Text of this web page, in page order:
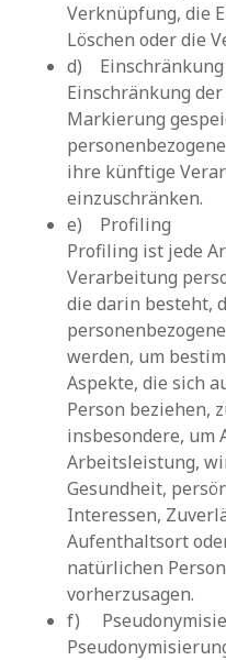
Verknüpfung, die
Löschen oder die
d)
Einschränkung
Markierung
ihre künftige
einzuschränken.
e) Profiling
Profiling ist jede
Verarbeitung
die darin besteht,
werden, um
Aspekte, die sich
Person beziehen,
insbesondere, um
Arbeitsleistung,
Gesundheit,
Interessen,
Aufenthaltsort
natürlichen
vorherzusagen.
f)